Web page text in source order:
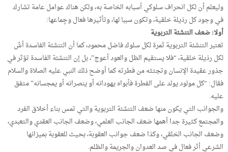
وليعلم أن لكل انحراف سلوكي أسبابه الخاصة به، ولكن هناك عوامل عامة تشارك
في وجود كل رذيلة خلقية، وتكون سببا لها، وتأثيرها فعال وجِماعها:
أولا: ضعف التنشئة التربوية
تعتبر التنشئة التربوية ثمرة لكل سلوك فاضل محمود، كما أن التنشئة الفاسدة أسُّ
لكل رذيلة خلقية، “فلا يستقيم الظل والعود أعوج”، بل إن التنشئة الفاسدة تؤثر في
جذور عقيدة الإنسان وتجتثه من فطرته كما أوضح ذلك النبي عليه الصلاة والسلام
فقال: “كل مولود يولد على الفطرة فأبواه يهودانه أو ينصرانه أو يمجسانه” متفق
عليه.
والجوانب التي يكون منها ضعف التنشئة التربوية والتي تمس بناء أخلاق الفرد
والمجتمع كثيرة جدا أهمها ضعف الجانب العلمي، وضعف الجانب العقدي والتعبدي،
وضعف الجانب الخلقي، وكذا ضعف جوانب العقوبة، بحيث للعقوبة بميزانها
الشرعي أثر فعال في صد العدوان والجريمة والظلم.